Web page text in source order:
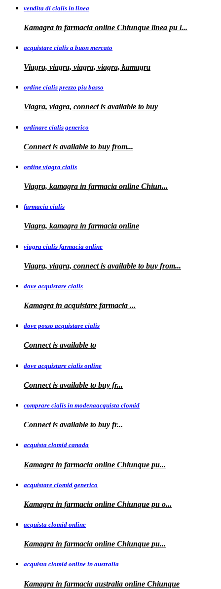
vendita di cialis in linea
Kamagra in farmacia online Chiunque linea pu l...
acquistare cialis a buon mercato
Viagra, viagra, viagra, viagra, kamagra
ordine cialis prezzo piu basso
Viagra, viagra, connect is available to buy
ordinare cialis generico
Connect is available to buy from...
ordine viagra cialis
Viagra, kamagra in farmacia online Chiun...
farmacia cialis
Viagra, kamagra in farmacia online
viagra cialis farmacia online
Viagra, viagra, connect is available to buy from...
dove acquistare cialis
Kamagra in acquistare farmacia ...
dove posso acquistare cialis
Connect is available to
dove acquistare cialis online
Connect is available to buy fr...
comprare cialis in modenaacquista clomid
Connect is available to buy fr...
acquista clomid canada
Kamagra in farmacia online Chiunque pu...
acquistare clomid generico
Kamagra in farmacia online Chiunque pu o...
acquista clomid online
Kamagra in farmacia online Chiunque pu...
acquista clomid online in australia
Kamagra in farmacia australia online Chiunque